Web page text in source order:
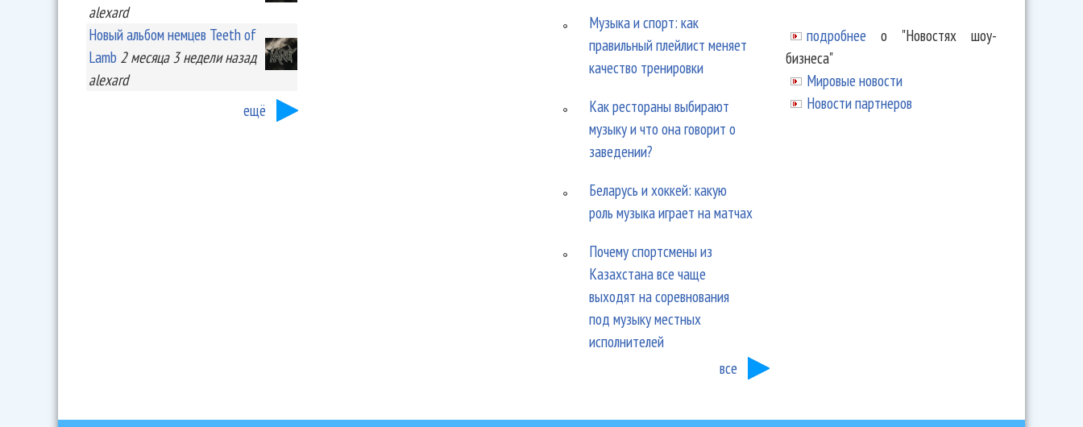
alexard
Новый альбом немцев Teeth of
Lamb 2 месяца 3 неделиназад
alexard
ещё
Музыка и спорт: как
правильный плейлист меняет
качество тренировки
Как рестораны выбирают
музыку и что она говорит о
заведении?
Беларусь и хоккей: какую
роль музыка играет на матчах
Почему спортсмены из
Казахстана все чаще
выходят на соревнования
под музыку местных
исполнителей
все
подробнее о "Новостях шоу-
бизнеса"
Мировые новости
Новости партнеров